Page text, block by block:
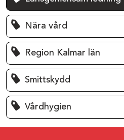
Nära vård
Region Kalmar län
Smittskydd
Vårdhygien